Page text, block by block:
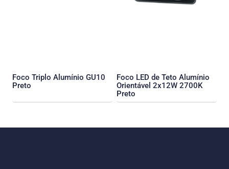
Foco Triplo Alumínio GU10
Preto
Foco LED de Teto Alumínio
Orientável 2x12W 2700K
Preto